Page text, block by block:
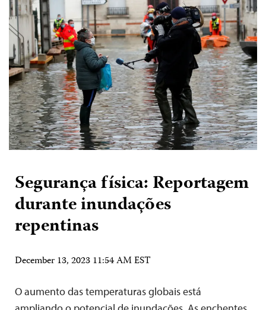
Segurança física: Reportagem
durante inundações
repentinas
December 13, 2023 11:54 AM EST
O aumento das temperaturas globais está